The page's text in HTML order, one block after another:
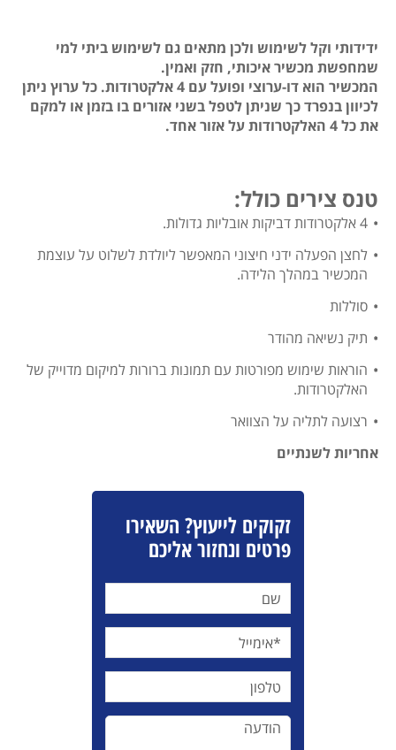
ידידותי וקל לשימוש ולכן מתאים גם לשימוש ביתי למי
שמחפשת מכשיר איכותי, חזק ואמין.
המכשיר הוא דו-ערוצי ופועל עם 4 אלקטרודות. כל ערוץ ניתן
לכיוון בנפרד כך שניתן לטפל בשני אזורים בו בזמן או למקם
את כל 4 האלקטרודות על אזור אחד.
טנס צירים כולל:
4 אלקטרודות דביקות אובליות גדולות.
לחצן הפעלה ידני חיצוני המאפשר ליולדת לשלוט על עוצמת
המכשיר במהלך הלידה.
סוללות
תיק נשיאה מהודר
הוראות שימוש מפורטות עם תמונות ברורות למיקום מדוייק של
האלקטרודות.
רצועה לתליה על הצוואר
אחריות לשנתיים
זקוקים לייעוץ? השאירו
פרטים ונחזור אליכם